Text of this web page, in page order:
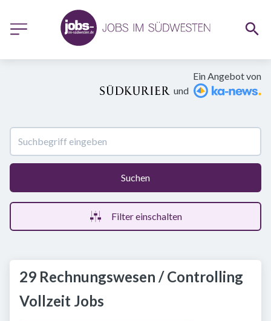
Ein Angebot von
und
Suchen
Filter einschalten
29 Rechnungswesen / Controlling
Vollzeit Jobs